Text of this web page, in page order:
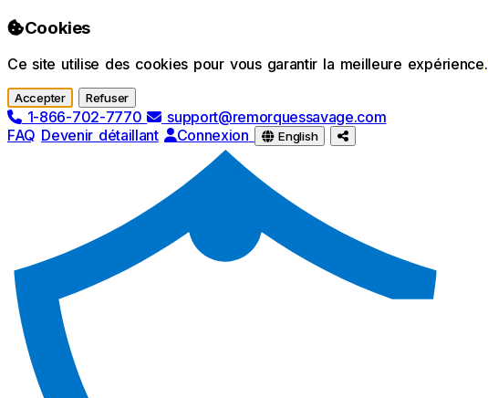
Passer au contenu principal
Cookies
Ce site utilise des cookies pour vous garantir la meilleure expérience.
Accepter Refuser
1-866-702-7770
support@remorquessavage.com
FAQ Devenir détaillant Connexion English